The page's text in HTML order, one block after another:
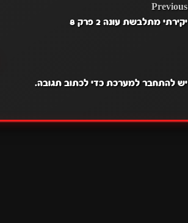
POST
Previous
יקירתי מתלבשת עונה 2 פרק 8
יש להתחבר למערכתכדי לכתוב תגובה.